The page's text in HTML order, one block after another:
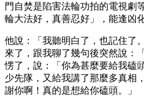
門自焚是陷害法輪功拍的電視劇
輪大法好，真善忍好」，能逢凶
他說：「我聽明白了，也記住了
來了，跟我聊了幾句後突然說：
愣了，說：「你為甚麼要給我磕
少先隊，又給我講了那麼多真相
謝你啊！真的是想給你磕頭。」